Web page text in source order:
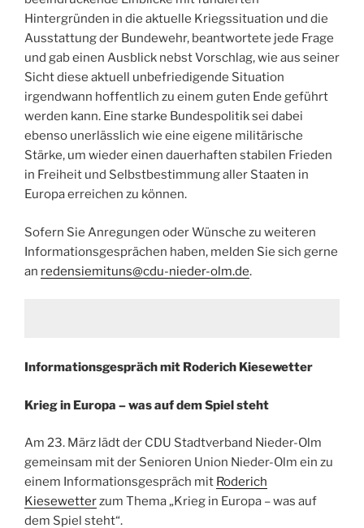
Hintergründen in die aktuelle Kriegssituation und die
Ausstattung der Bundewehr, beantwortete jede Frage
und gab einen Ausblick nebst Vorschlag, wie aus seiner
Sicht diese aktuell unbefriedigende Situation
irgendwann hoffentlich zu einem guten Ende geführt
werden kann. Eine starke Bundespolitik sei dabei
ebenso unerlässlich wie eine eigene militärische
Stärke, um wieder einen dauerhaften stabilen Frieden
in Freiheit und Selbstbestimmung aller Staaten in
Europa erreichen zu können.
Sofern Sie Anregungen oder Wünsche zu weiteren
Informationsgesprächen haben, melden Sie sich gerne
an redensiemituns@cdu-nieder-olm.de.
Informationsgespräch mit Roderich Kiesewetter
Krieg in Europa – was auf dem Spiel steht
Am 23. März lädt der CDU Stadtverband Nieder-Olm
gemeinsam mit der Senioren Union Nieder-Olm ein zu
einem Informationsgespräch mit Roderich
Kiesewetterzum Thema „Krieg in Europa – was auf
dem Spiel steht“.